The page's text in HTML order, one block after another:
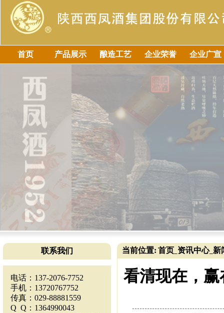
首页 产品展示 酿造工艺 企业荣誉 企业广宣
联系我们
电话：137-2076-7752
手机：13720767752
传真：029-88881559
Q Q：1364990043
当前位置: 首页 资讯中心_ 新
看清现在，